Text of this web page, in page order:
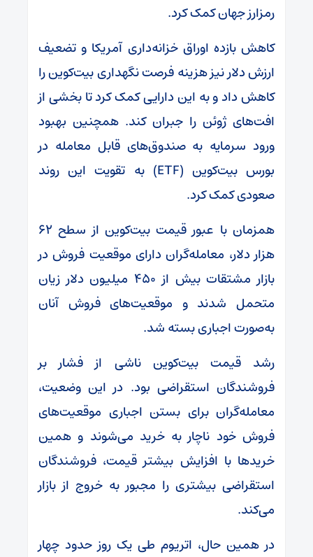
رمزارز جهان کمک کرد.
کاهش بازده اوراق خزانه‌داری آمریکا و تضعیف
ارزش دلار نیز هزینه فرصت نگهداری بیت‌کوین را
کاهش داد و به این دارایی کمک کرد تا بخشی از
افت‌های ژوئن را جبران کند. همچنین بهبود
ورود سرمایه به صندوق‌های قابل معامله در
بورس بیت‌کوین (ETF) به تقویت این روند
صعودی کمک کرد.
همزمان با عبور قیمت بیت‌کوین از سطح ۶۲
هزار دلار، معامله‌گران دارای موقعیت فروش در
بازار مشتقات بیش از ۴۵۰ میلیون دلار زیان
متحمل شدند و موقعیت‌های فروش آنان
به‌صورت اجباری بسته شد.
رشد قیمت بیت‌کوین ناشی از فشار بر
فروشندگان استقراضی بود. در این وضعیت،
معامله‌گران برای بستن اجباری موقعیت‌های
فروش خود ناچار به خرید می‌شوند و همین
خریدها با افزایش بیشتر قیمت، فروشندگان
استقراضی بیشتری را مجبور به خروج از بازار
می‌کند.
در همین حال، اتریوم طی یک روز حدود چهار